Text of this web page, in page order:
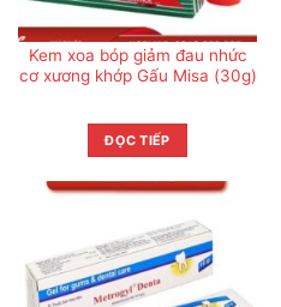
Kem xoa bóp giảm đau nhức
cơ xương khớp Gấu Misa (30g)
ĐỌC TIẾP